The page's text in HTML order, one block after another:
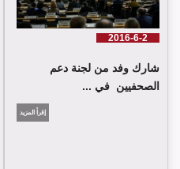
2016-6-2
شارك وفد من لجنة دعم
الصحفيين في ...
إقرأ المزيد